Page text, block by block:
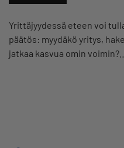
Yrittäjyydessä eteen voi
päätös: myydäkö yritys,
jatkaa kasvua omin voimin?…